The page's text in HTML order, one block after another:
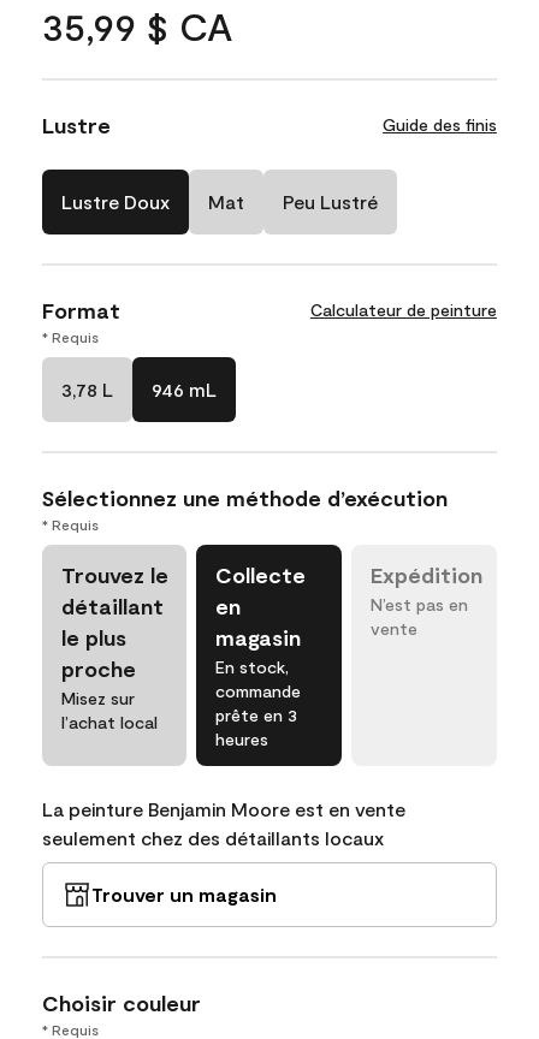
35,99 $ CA
Lustre Guide des finis
Lustre Doux Mat Peu Lustré
Format Calculateur de peinture
* Requis
3,78 L 946 mL
Sélectionnez une méthode d’exécution
* Requis
Trouvez le
détaillant
le plus
proche
Misez sur
l’achat local
Collecte
en
magasin
En stock,
commande
prête en 3
heures
Expédition
N’est pas en
vente
La peinture Benjamin Moore est en vente
seulement chez des détaillants locaux
Trouver un magasin
Choisir couleur
* Requis